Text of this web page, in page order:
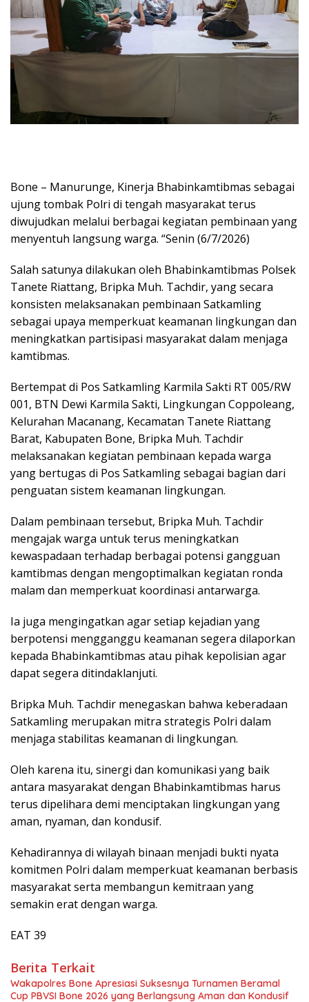
Bone – Manurunge, Kinerja Bhabinkamtibmas sebagai
ujung tombak Polri di tengah masyarakat terus
diwujudkan melalui berbagai kegiatan pembinaan yang
menyentuh langsung warga. “Senin (6/7/2026)
Salah satunya dilakukan oleh Bhabinkamtibmas Polsek
Tanete Riattang, Bripka Muh. Tachdir, yang secara
konsisten melaksanakan pembinaan Satkamling
sebagai upaya memperkuat keamanan lingkungan dan
meningkatkan partisipasi masyarakat dalam menjaga
kamtibmas.
Bertempat di Pos Satkamling Karmila Sakti RT 005/RW
001, BTN Dewi Karmila Sakti, Lingkungan Coppoleang,
Kelurahan Macanang, Kecamatan Tanete Riattang
Barat, Kabupaten Bone, Bripka Muh. Tachdir
melaksanakan kegiatan pembinaan kepada warga
yang bertugas di Pos Satkamling sebagai bagian dari
penguatan sistem keamanan lingkungan.
Dalam pembinaan tersebut, Bripka Muh. Tachdir
mengajak warga untuk terus meningkatkan
kewaspadaan terhadap berbagai potensi gangguan
kamtibmas dengan mengoptimalkan kegiatan ronda
malam dan memperkuat koordinasi antarwarga.
Ia juga mengingatkan agar setiap kejadian yang
berpotensi mengganggu keamanan segera dilaporkan
kepada Bhabinkamtibmas atau pihak kepolisian agar
dapat segera ditindaklanjuti.
Bripka Muh. Tachdir menegaskan bahwa keberadaan
Satkamling merupakan mitra strategis Polri dalam
menjaga stabilitas keamanan di lingkungan.
Oleh karena itu, sinergi dan komunikasi yang baik
antara masyarakat dengan Bhabinkamtibmas harus
terus dipelihara demi menciptakan lingkungan yang
aman, nyaman, dan kondusif.
Kehadirannya di wilayah binaan menjadi bukti nyata
komitmen Polri dalam memperkuat keamanan berbasis
masyarakat serta membangun kemitraan yang
semakin erat dengan warga.
EAT 39
Berita Terkait
Wakapolres Bone Apresiasi Suksesnya Turnamen Beramal
Cup PBVSI Bone 2026 yang Berlangsung Aman dan Kondusif